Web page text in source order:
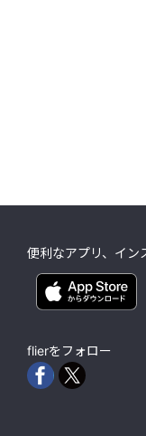
便利なアプリ、イン
flierをフォロー